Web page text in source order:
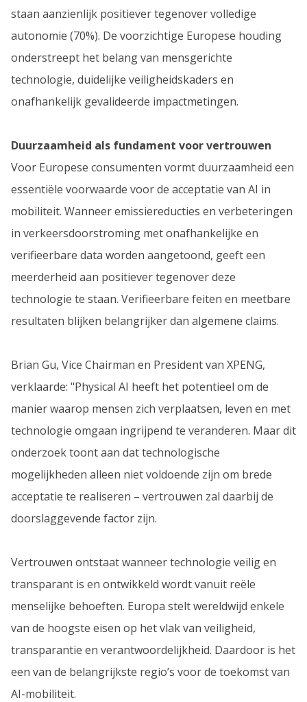
staan aanzienlijk positiever tegenover volledige
autonomie (70%). De voorzichtige Europese houding
onderstreept het belang van mensgerichte
technologie, duidelijke veiligheidskaders en
onafhankelijk gevalideerde impactmetingen.
Duurzaamheid als fundament voor vertrouwen
Voor Europese consumenten vormt duurzaamheid een
essentiële voorwaarde voor de acceptatie van AI in
mobiliteit. Wanneer emissiereducties en verbeteringen
in verkeersdoorstroming met onafhankelijke en
verifieerbare data worden aangetoond, geeft een
meerderheid aan positiever tegenover deze
technologie te staan. Verifieerbare feiten en meetbare
resultaten blijken belangrijker dan algemene claims.
Brian Gu, Vice Chairman en President van XPENG,
verklaarde: "Physical AI heeft het potentieel om de
manier waarop mensen zich verplaatsen, leven en met
technologie omgaan ingrijpend te veranderen. Maar dit
onderzoek toont aan dat technologische
mogelijkheden alleen niet voldoende zijn om brede
acceptatie te realiseren – vertrouwen zal daarbij de
doorslaggevende factor zijn.
Vertrouwen ontstaat wanneer technologie veilig en
transparant is en ontwikkeld wordt vanuit reële
menselijke behoeften. Europa stelt wereldwijd enkele
van de hoogste eisen op het vlak van veiligheid,
transparantie en verantwoordelijkheid. Daardoor is het
een van de belangrijkste regio’s voor de toekomst van
AI-mobiliteit.